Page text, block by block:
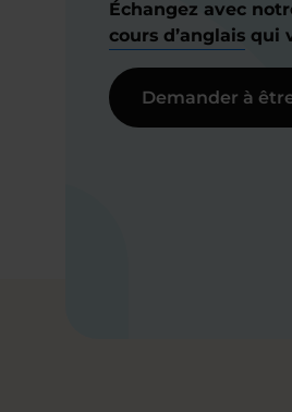
Échangez avec
cours d’anglais qui
Demander à